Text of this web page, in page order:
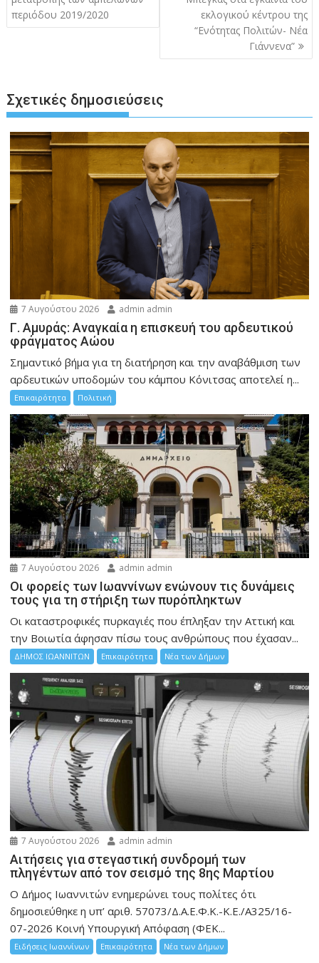
περιόδου 2019/2020
εκλογικού κέντρου της
“Ενότητας Πολιτών- Νέα
Γιάννενα”
Σχετικές δημοσιεύσεις
7 Αυγούστου 2026 admin admin
Γ. Αμυράς: Αναγκαία η επισκευή του αρδευτικού
φράγματος Αώου
Σημαντικό βήμα για τη διατήρηση και την αναβάθμιση των
αρδευτικών υποδομών του κάμπου Κόνιτσας αποτελεί η...
Επικαιρότητα Πολιτική
7 Αυγούστου 2026 admin admin
Οι φορείς των Ιωαννίνων ενώνουν τις δυνάμεις
τους για τη στήριξη των πυρόπληκτων
Οι καταστροφικές πυρκαγιές που έπληξαν την Αττική και
την Bοιωτία άφησαν πίσω τους ανθρώπους που έχασαν...
ΔΗΜΟΣ ΙΩΑΝΝΙΤΩΝ Επικαιρότητα Νέα των Δήμων
7 Αυγούστου 2026 admin admin
Αιτήσεις για στεγαστική συνδρομή των
πληγέντων από τον σεισμό της 8ης Μαρτίου
Ο Δήμος Ιωαννιτών ενημερώνει τους πολίτες ότι
δημοσιεύθηκε η υπ’ αριθ. 57073/Δ.Α.Ε.Φ.Κ.-Κ.Ε./Α325/16-
07-2026 Κοινή Υπουργική Απόφαση (ΦΕΚ...
Ειδήσεις Ιωαννίνων Επικαιρότητα Νέα των Δήμων